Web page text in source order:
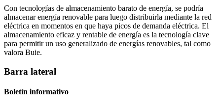
Con tecnologías de almacenamiento barato de energía, se podría
almacenar energía renovable para luego distribuirla mediante la red
eléctrica en momentos en que haya picos de demanda eléctrica. El
almacenamiento eficaz y rentable de energía es la tecnología clave
para permitir un uso generalizado de energías renovables, tal como
valora Buie.
Barra lateral
Boletín informativo